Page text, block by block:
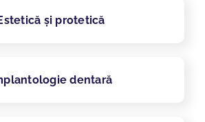
și protetică
dentară